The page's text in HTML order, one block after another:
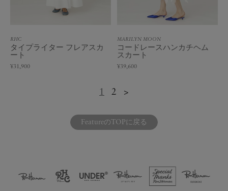
RHC
タイプライター フレアスカ
ート
¥31,900
MARILYN MOON
コードレースハンカチヘム
スカート
¥39,600
1 2 >
FeatureのTOPに戻る